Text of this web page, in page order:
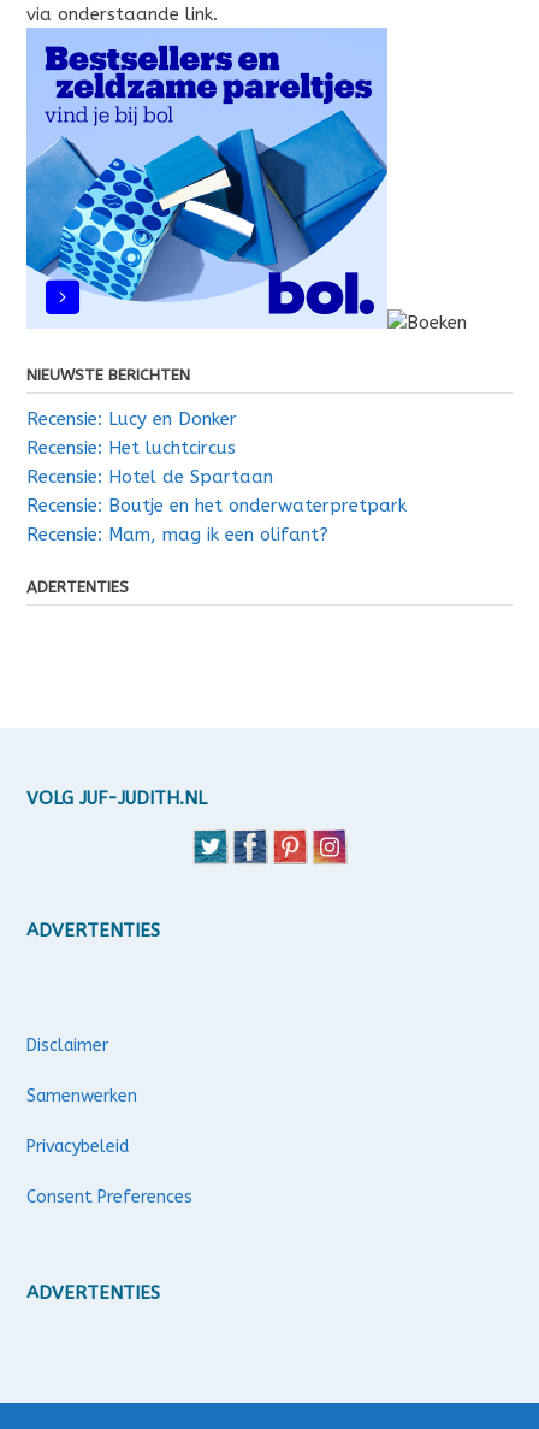
via onderstaande link.
NIEUWSTE BERICHTEN
Recensie: Lucy en Donker
Recensie: Het luchtcircus
Recensie: Hotel de Spartaan
Recensie: Boutje en het onderwaterpretpark
Recensie: Mam, mag ik een olifant?
ADERTENTIES
VOLG JUF-JUDITH.NL
ADVERTENTIES
Disclaimer
Samenwerken
Privacybeleid
Consent Preferences
ADVERTENTIES